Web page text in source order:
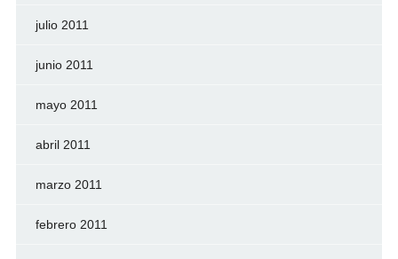
julio 2011
junio 2011
mayo 2011
abril 2011
marzo 2011
febrero 2011